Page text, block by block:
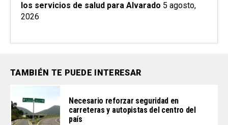
los servicios de salud para Alvarado 5 agosto,
2026
TAMBIÉN TE PUEDE INTERESAR
Necesario reforzar seguridad en
carreteras y autopistas del centro del
país